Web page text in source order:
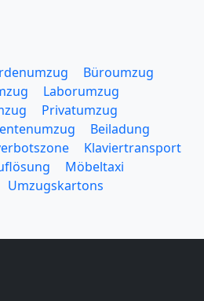
Büroumzug
Laborumzug
Privatumzug
Beiladung
Klaviertransport
Möbeltaxi
Umzugskartons